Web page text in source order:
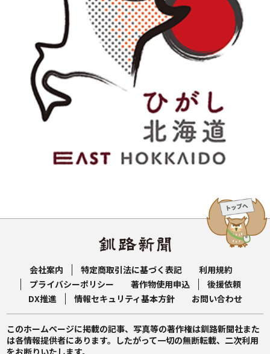
会社案内 特定商取引法に基づく表記
利用規約
プライバシーポリシー
著作物使用申込
後援依頼
DX推進
情報セキュリティ基本方針 お問い合わせ
このホームページに掲載の記事、写真等の著作権は釧路新聞社また
は各情報提供者にあります。したがって一切の無断転載、二次利用
をお断りいたします。